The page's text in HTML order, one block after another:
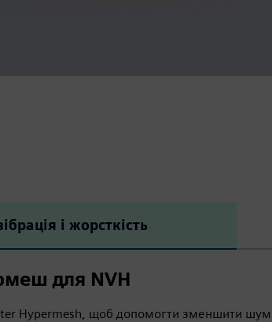
і жорсткість
для NVH
Hypermesh, щоб допомогти зменшити